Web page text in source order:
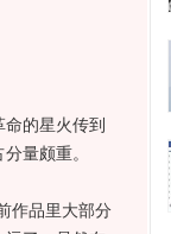
的星火传到
量颇重。
作品里大部分